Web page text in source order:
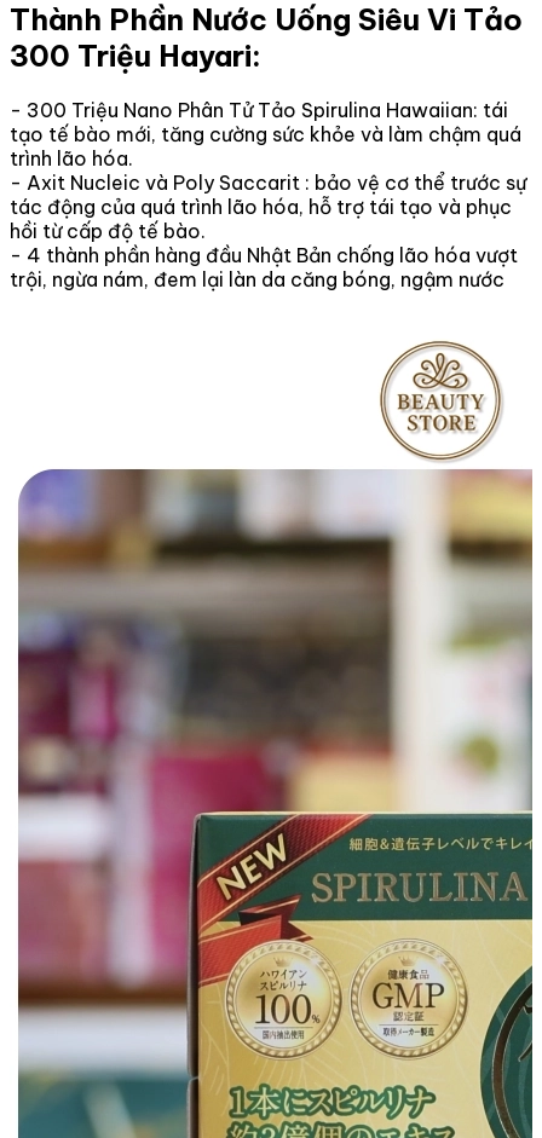
Thành Phần Nước Uống Siêu Vi Tảo
300 Triệu Hayari:
- 300 Triệu Nano Phân Tử Tảo Spirulina Hawaiian: tái
tạo tế bào mới, tăng cường sức khỏe và làm chậm quá
trình lão hóa.
- Axit Nucleic và Poly Saccarit : bảo vệ cơ thể trước sự
tác động của quá trình lão hóa, hỗ trợ tái tạo và phục
hồi từ cấp độ tế bào.
- 4 thành phần hàng đầu Nhật Bản chống lão hóa vượt
trội, ngừa nám, đem lại làn da căng bóng, ngậm nước